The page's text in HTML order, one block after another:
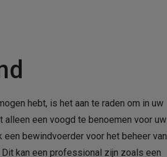
hebt, is het aan te raden om in uw
alleen een voogd te benoemen voor uw
een bewindvoerder voor het beheer van
kan een professional zijn zoals een